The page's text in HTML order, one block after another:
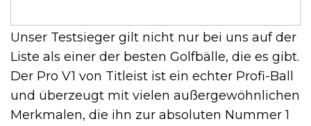
Unser Testsieger gilt nicht nur bei uns auf der
Liste als einer der besten Golfbälle, die es gibt.
Der Pro V1 von Titleist ist ein echter Profi-Ball
und überzeugt mit vielen außergewöhnlichen
Merkmalen, die ihn zur absoluten Nummer 1